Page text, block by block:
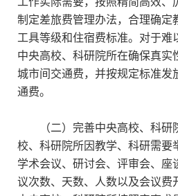
制定差旅费管理办法，合理确定
工具等级和住宿费标准。对于难
中央高校、科研院所在确保真实
城市间交通费，并按规定标准发
通费。
（二）完善中央高校、科
校、科研院所因教学、科研需要
学术会议、研讨会、评审会、座
议次数、天数、人数以及会议费